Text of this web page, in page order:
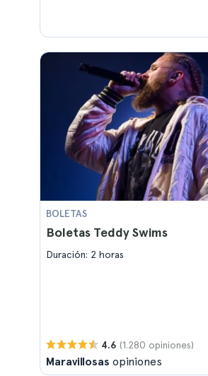
BOLETAS
Boletas Teddy Swims
Duración: 2 horas
4.6 (1.280 opiniones)
Maravillosas opiniones